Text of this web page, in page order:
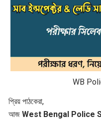
WB
প্রিয় পাঠকেরা,
আজ West Bengal Police